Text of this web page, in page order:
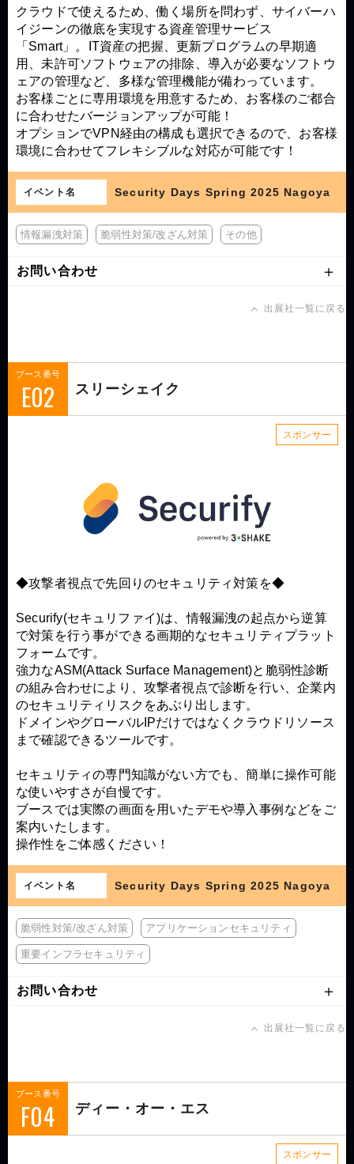
クラウドで使えるため、働く場所を問わず、サイバーハ
イジーンの徹底を実現する資産管理サービス
「Smart」。IT資産の把握、更新プログラムの早期適
用、未許可ソフトウェアの排除、導入が必要なソフトウ
ェアの管理など、多様な管理機能が備わっています。
お客様ごとに専用環境を用意するため、お客様のご都合
に合わせたバージョンアップが可能！
オプションでVPN経由の構成も選択できるので、お客様
環境に合わせてフレキシブルな対応が可能です！
イベント名 Security Days Spring 2025 Nagoya
情報漏洩対策 脆弱性対策/改ざん対策 その他
お問い合わせ
出展社一覧に戻る
ブース番号
E02 スリーシェイク
スポンサー
◆攻撃者視点で先回りのセキュリティ対策を◆
Securify(セキュリファイ)は、情報漏洩の起点から逆算
で対策を行う事ができる画期的なセキュリティプラット
フォームです。
強力なASM(Attack Surface Management)と脆弱性診断
の組み合わせにより、攻撃者視点で診断を行い、企業内
のセキュリティリスクをあぶり出します。
ドメインやグローバルIPだけではなくクラウドリソース
まで確認できるツールです。
セキュリティの専門知識がない方でも、簡単に操作可能
な使いやすさが自慢です。
ブースでは実際の画面を用いたデモや導入事例などをご
案内いたします。
操作性をご体感ください！
イベント名 Security Days Spring 2025 Nagoya
脆弱性対策/改ざん対策 アプリケーションセキュリティ
重要インフラセキュリティ
お問い合わせ
出展社一覧に戻る
ブース番号
F04 ディー・オー・エス
スポンサー